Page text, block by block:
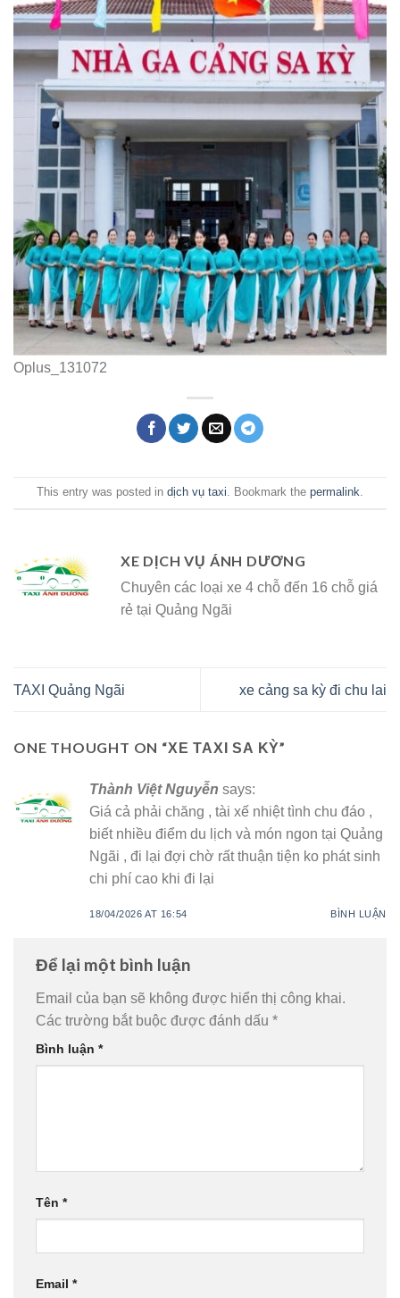
Oplus_131072
This entry was posted in dịch vụ taxi . Bookmark the permalink
XE DỊCH VỤ ÁNH DƯƠNG
Chuyên các loại xe 4 chỗ đến 16 chỗ giá
rẻ tại Quảng Ngãi
TAXI Quảng Ngãi xe cảng sa kỳ đi chu lai
ONE THOUGHT ON “XE TAXI SA KỲ”
Thành Việt Nguyễn says:
Giá cả phải chăng , tài xế nhiệt tình chu đáo ,
biết nhiều điểm du lịch và món ngon tại Quảng
Ngãi , đi lại đợi chờ rất thuận tiện ko phát sinh
chi phí cao khi đi lại
18/04/2026 AT 16:54 BÌNH LUẬN
Để lại một bình luận
Email của bạn sẽ không được hiển thị công khai.
Các trường bắt buộc được đánh dấu *
Bình luận *
Tên *
Email *